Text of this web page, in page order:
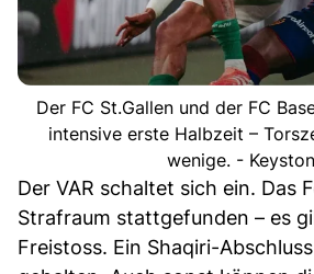
Der FC St.Gallen und der FC
intensive erste Halbzeit –
wenige. -
Der VAR schaltet sich ein. Das
Strafraum stattgefunden – es
Freistoss. Ein Shaqiri-